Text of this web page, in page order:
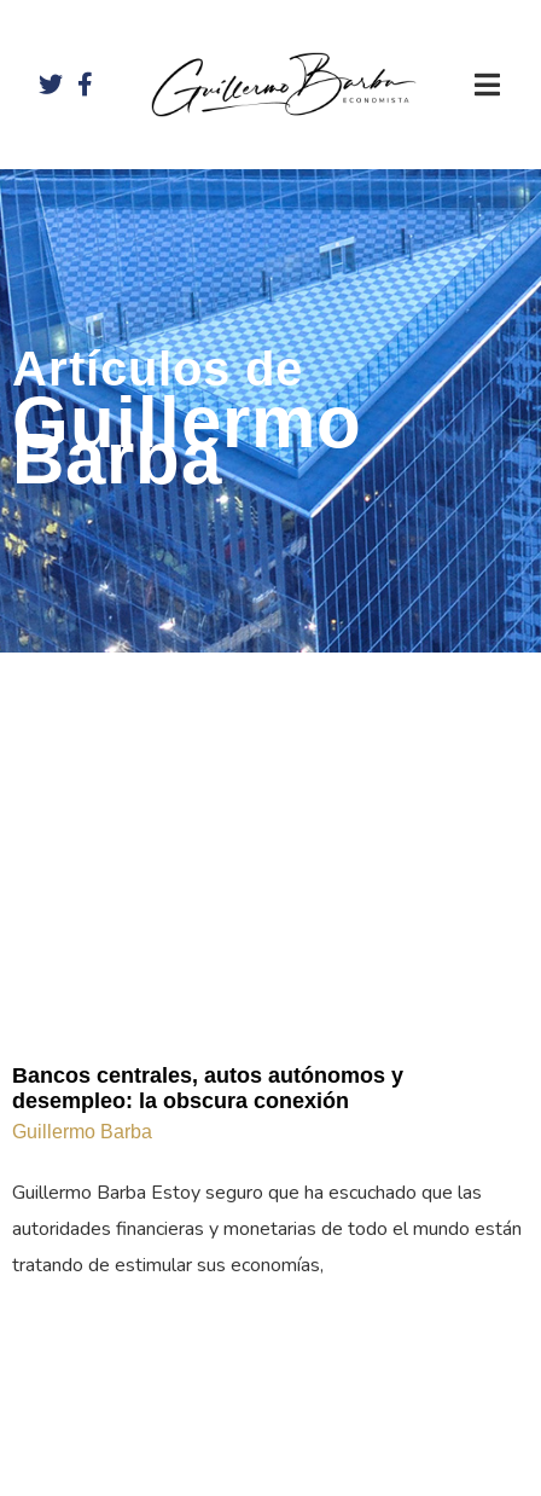
Artículos de
Guillermo
Barba
Bancos centrales, autos autónomos y
desempleo: la obscura conexión
Guillermo Barba
Guillermo Barba Estoy seguro que ha escuchado que las
autoridades financieras y monetarias de todo el mundo están
tratando de estimular sus economías,